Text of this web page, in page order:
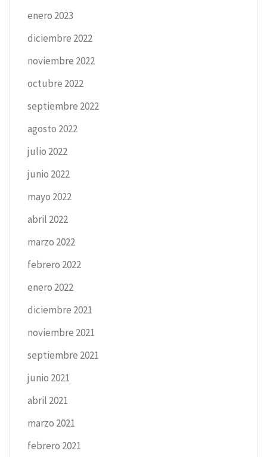
enero 2023
diciembre 2022
noviembre 2022
octubre 2022
septiembre 2022
agosto 2022
julio 2022
junio 2022
mayo 2022
abril 2022
marzo 2022
febrero 2022
enero 2022
diciembre 2021
noviembre 2021
septiembre 2021
junio 2021
abril 2021
marzo 2021
febrero 2021